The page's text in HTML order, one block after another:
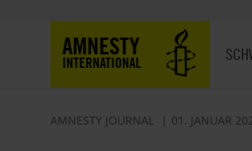
AMNESTY
INTERNATIONAL
AMNESTY JOURNAL 01. JANUAR